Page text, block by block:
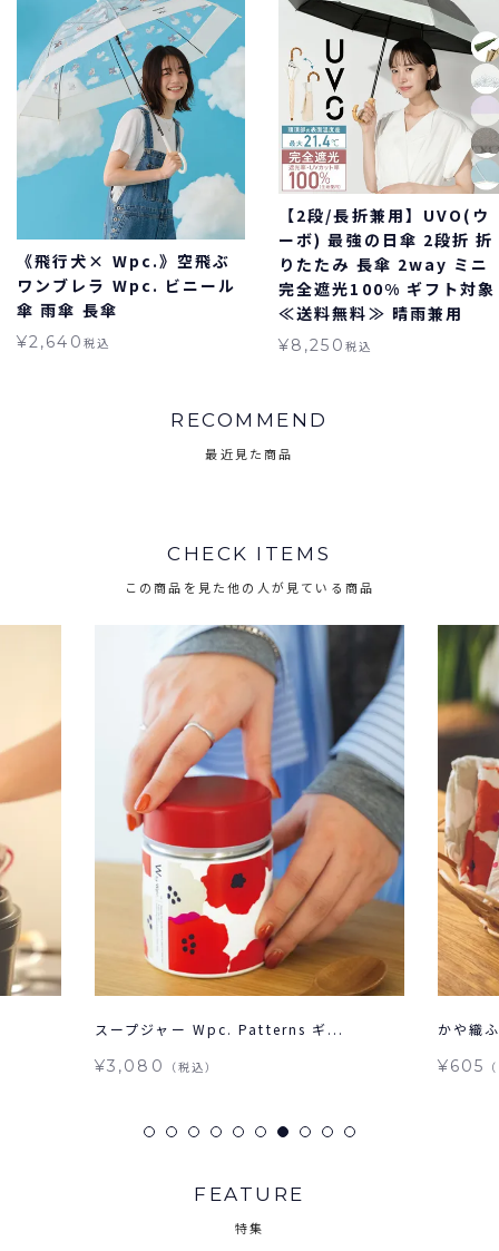
《飛行犬× Wpc.》空飛ぶ
ワンブレラ Wpc. ビニール
傘 雨傘 長傘
¥2,640 税込
【2段/長折兼用】UVO(ウ
ーボ) 最強の日傘 2段折 折
りたたみ 長傘 2way ミニ
完全遮光100% ギフト対象
≪送料無料≫ 晴雨兼用
¥8,250 税込
RECOMMEND
最近見た商品
CHECK ITEMS
この商品を見た他の人が見ている商品
スープジャー Wpc. Patterns ギ...
¥3,080 （税込）
かや織
¥605
FEATURE
特集